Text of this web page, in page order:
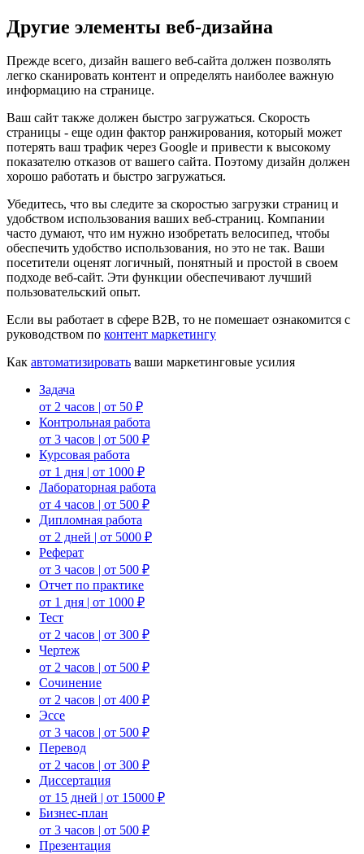
Другие элементы веб-дизайна
Прежде всего, дизайн вашего веб-сайта должен позволять
легко сканировать контент и определять наиболее важную
информацию на странице.
Ваш сайт также должен быстро загружаться. Скорость
страницы - еще один фактор ранжирования, который может
потерять ваш трафик через Google и привести к высокому
показателю отказов от вашего сайта. Поэтому дизайн должен
хорошо работать и быстро загружаться.
Убедитесь, что вы следите за скоростью загрузки страниц и
удобством использования ваших веб-страниц. Компании
часто думают, что им нужно изобретать велосипед, чтобы
обеспечить удобство использования, но это не так. Ваши
посетители оценят логичный, понятный и простой в своем
подходе веб-сайт. Эти функции обеспечивают лучший
пользовательский опыт.
Если вы работает в сфере B2B, то не помешает ознакомится с
руководством по контент маркетингу
Как автоматизировать ваши маркетинговые усилия
Задача
от 2 часов | от 50 ₽
Контрольная работа
от 3 часов | от 500 ₽
Курсовая работа
от 1 дня | от 1000 ₽
Лабораторная работа
от 4 часов | от 500 ₽
Дипломная работа
от 2 дней | от 5000 ₽
Реферат
от 3 часов | от 500 ₽
Отчет по практике
от 1 дня | от 1000 ₽
Тест
от 2 часов | от 300 ₽
Чертеж
от 2 часов | от 500 ₽
Сочинение
от 2 часов | от 400 ₽
Эссе
от 3 часов | от 500 ₽
Перевод
от 2 часов | от 300 ₽
Диссертация
от 15 дней | от 15000 ₽
Бизнес-план
от 3 часов | от 500 ₽
Презентация